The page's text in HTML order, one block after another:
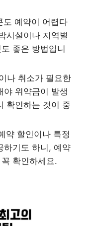
도 예약이 어렵다
시설이나 지역별
좋은 방법입니
나 취소가 필요한
야 위약금이 발생
확인하는 것이 중
약 할인이나 특정
하기도 하니, 예약
확인하세요.